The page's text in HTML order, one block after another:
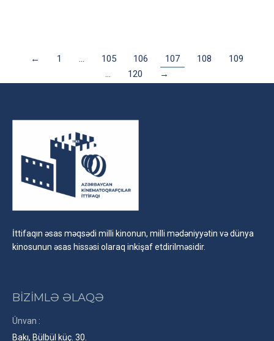
← 1 … 105 106 107 108
109
…
120 →
İttifaqın əsas məqsədi milli kinonun, milli mədəniyyətin və dünya
kinosunun əsas hissəsi olaraq inkişaf etdirilməsidir.
BİZİMLƏ ƏLAQƏ
Ünvan :
Bakı, Bülbül küç. 30.